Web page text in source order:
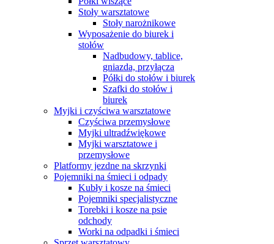
Stoły warsztatowe
Stoły narożnikowe
Wyposażenie do biurek i
stołów
Nadbudowy, tablice,
gniazda, przyłącza
Półki do stołów i biurek
Szafki do stołów i
biurek
Myjki i czyściwa warsztatowe
Czyściwa przemysłowe
Myjki ultradźwiękowe
Myjki warsztatowe i
przemysłowe
Platformy jezdne na skrzynki
Pojemniki na śmieci i odpady
Kubły i kosze na śmieci
Pojemniki specjalistyczne
Torebki i kosze na psie
odchody
Worki na odpadki i śmieci